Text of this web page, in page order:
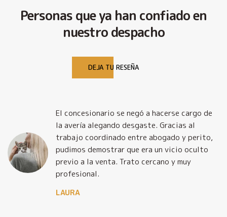
Personas que ya han confiado en
nuestro despacho
DEJA TU RESEÑA
El concesionario se negó a hacerse cargo de
la avería alegando desgaste. Gracias al
trabajo coordinado entre abogado y perito,
pudimos demostrar que era un vicio oculto
previo a la venta. Trato cercano y muy
profesional.
LAURA